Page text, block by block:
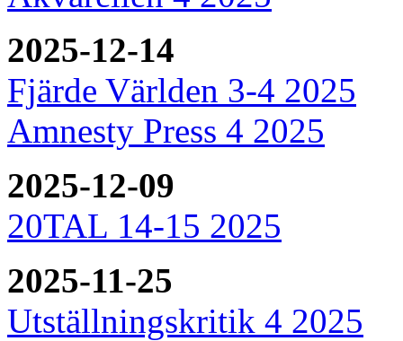
2025-12-14
Fjärde Världen 3-4 2025
Amnesty Press 4 2025
2025-12-09
20TAL 14-15 2025
2025-11-25
Utställningskritik 4 2025